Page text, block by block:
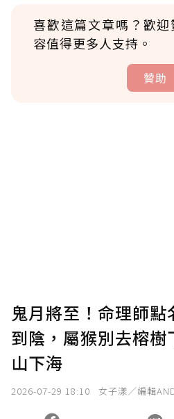
喜歡這篇文章嗎？歡
容值得更多人支持。
贊助
鬼月將至！命理師
到陰，屬猴別去榕樹
山下海
2026-07-29 18:10 女子漾／編輯